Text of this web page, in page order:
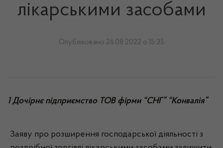
лікарськими засобами
Опубліковано 26.08.2022 о 15:35
1 Дочірнє підприємство ТОВ фірми “СНГ” “Конвалія”
Заяву про розширення господарської діяльності з